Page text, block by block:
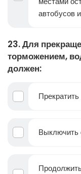
автобусов
23. Для
торможением,
должен:
Выключить